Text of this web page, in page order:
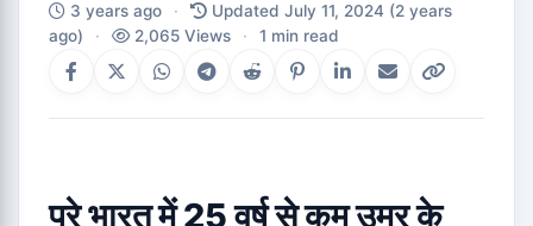
3 years ago · Updated July 11, 2024 (2 years
ago)
· 2,065 Views · 1 min read
पूरे भारत में 25 वर्ष से कम उम्र के